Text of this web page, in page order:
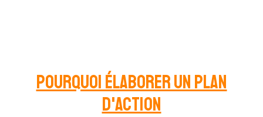
Pourquoi élaborer un plan
d'action